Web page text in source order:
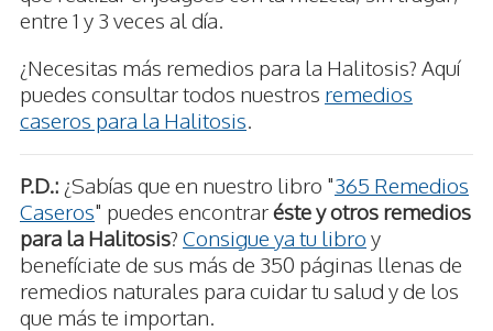
entre 1 y 3 veces al día.
¿Necesitas más remedios para la Halitosis? Aquí
puedes consultar todos nuestros remedios
caseros para la Halitosis
P.D.: ¿Sabías que en nuestro libro "365 Remedios
Caseros" puedes encontraréste y otros remedios
para la Halitosis? Consigue ya tu libro y
benefíciate de sus más de 350 páginas llenas de
remedios naturales para cuidar tu salud y de los
que más te importan.